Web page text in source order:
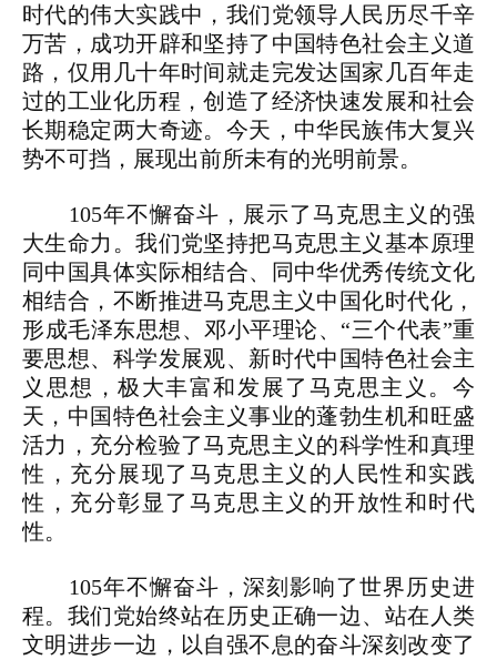
时代的伟大实践中，我们党领导人民历尽千辛
万苦，成功开辟和坚持了中国特色社会主义道
路，仅用几十年时间就走完发达国家几百年走
过的工业化历程，创造了经济快速发展和社会
长期稳定两大奇迹。今天，中华民族伟大复兴
势不可挡，展现出前所未有的光明前景。
105年不懈奋斗，展示了马克思主义的强
大生命力。我们党坚持把马克思主义基本原理
同中国具体实际相结合、同中华优秀传统文化
相结合，不断推进马克思主义中国化时代化，
形成毛泽东思想、邓小平理论、“三个代表”重
要思想、科学发展观、新时代中国特色社会主
义思想，极大丰富和发展了马克思主义。今
天，中国特色社会主义事业的蓬勃生机和旺盛
活力，充分检验了马克思主义的科学性和真理
性，充分展现了马克思主义的人民性和实践
性，充分彰显了马克思主义的开放性和时代
性。
105年不懈奋斗，深刻影响了世界历史进
程。我们党始终站在历史正确一边、站在人类
文明进步一边，以自强不息的奋斗深刻改变了